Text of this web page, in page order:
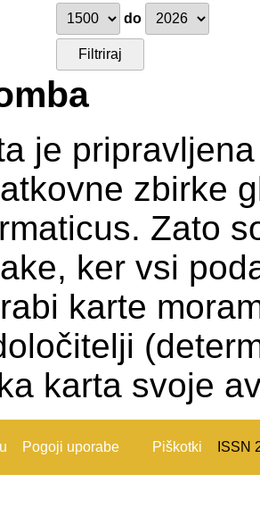
do
je
zbirke
Zato
ker vsi
karte
karta svoje
Pogoji uporabe Piškotki ISSN